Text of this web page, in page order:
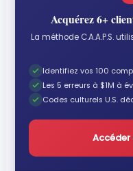
Acquérez 6+
La méthode C.A.A.P.S.
Identifiez vos 100
Les 5 erreurs à $1M à
Codes culturels U.S.